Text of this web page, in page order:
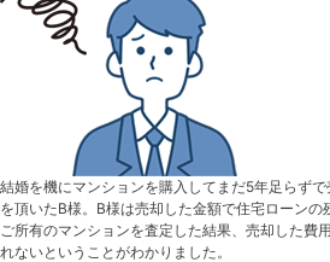
結婚を機にマンションを購入してまだ5年足らず
を頂いたB様。B様は売却した金額で住宅ローンの
ご所有のマンションを査定した結果、売却した費
れないということがわかりました。